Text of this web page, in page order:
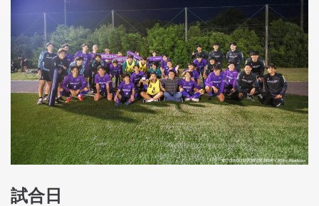
試合日